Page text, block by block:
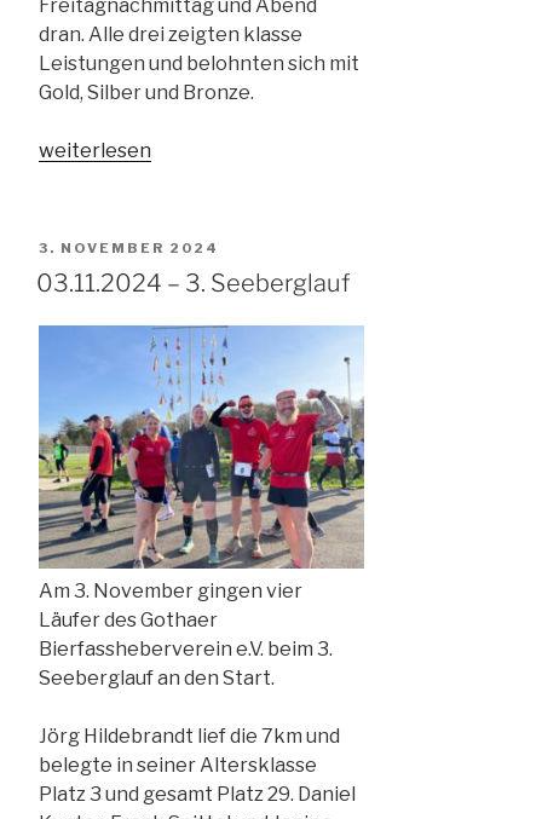
Freitagnachmittag und Abend
dran. Alle drei zeigten klasse
Leistungen und belohnten sich mit
Gold, Silber und Bronze.
„01.
Meisterschaft
im
Bankdrücken
Greifswald“
weiterlesen
VERÖFFENTLICHT
AM
3. NOVEMBER 2024
03.11.2024 – 3. Seeberglauf
Am 3. November gingen vier
Läufer des Gothaer
Bierfassheberverein e.V. beim 3.
Seeberglauf an den Start.
Jörg Hildebrandt lief die 7km und
belegte in seiner Altersklasse
Platz 3 und gesamt Platz 29. Daniel